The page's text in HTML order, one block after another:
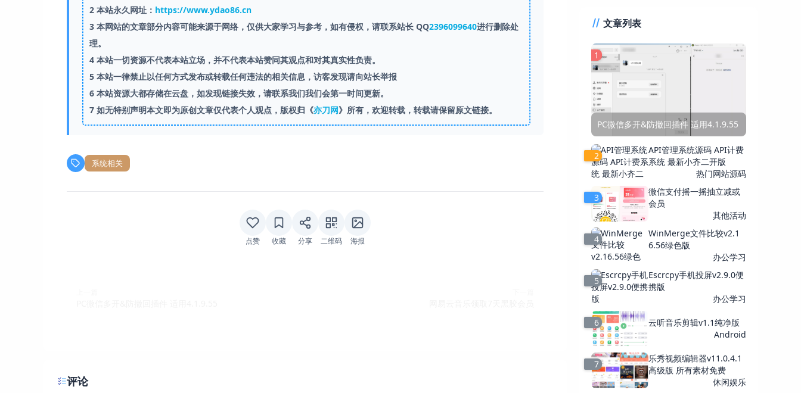
2本站永久网址： https://www.ydao86.cn
3本网站的文章部分内容可能来源于网络，仅供大家学习与参考，如有侵权，请联系站长 QQ2396099640进行删除处
理。
4本站一切资源不代表本站立场，并不代表本站赞同其观点和对其真实性负责。
5本站一律禁止以任何方式发布或转载任何违法的相关信息，访客发现请向站长举报
6本站资源大都存储在云盘，如发现链接失效，请联系我们我们会第一时间更新。
7如无特别声明本文即为原创文章仅代表个人观点，版权归《亦刀网》所有，欢迎转载，转载请保留原文链接。
系统相关
点赞 收藏 分享 二维码 海报
评论
文章列表
1
PC微信多开&防撤回插件 适用4.1.9.55
2
API管理系统源码 API计费
系统 最新小齐二开版
热门网站源码
3
微信支付摇一摇抽立减或
会员
其他活动
4
WinMerge文件比较v2.1
6.56绿色版
办公学习
5
Escrcpy手机投屏v2.9.0便
携版
办公学习
6
云听音乐剪辑v1.1纯净版
Android
7
乐秀视频编辑器v11.0.4.1
高级版 所有素材免费
休闲娱乐